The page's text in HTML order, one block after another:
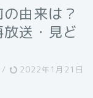
由来は？
送・見ど
/ 2022年1月21日